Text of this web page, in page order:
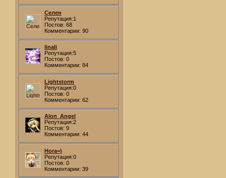
Селен
Репутация:1
Постов: 68
Комментарии: 90
linali
Репутация:5
Постов: 0
Комментарии: 84
Lightstorm
Репутация:0
Постов: 0
Комментарии: 62
Alon_Angel
Репутация:2
Постов: 9
Комментарии: 44
Hora=)
Репутация:0
Постов: 0
Комментарии: 39